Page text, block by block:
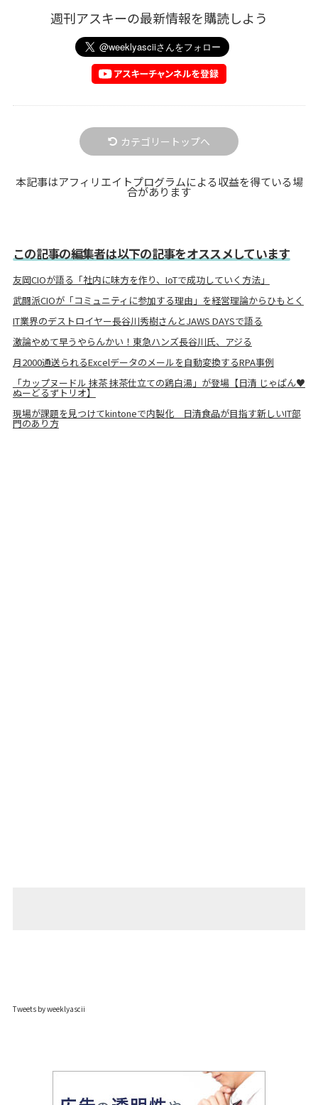
週刊アスキーの最新情報を購読しよう
カテゴリートップへ
本記事はアフィリエイトプログラムによる収益を得ている場
合があります
この記事の編集者は以下の記事をオススメしています
友岡CIOが語る「社内に味方を作り、IoTで成功していく方法」
武闘派CIOが「コミュニティに参加する理由」を経営理論からひもとく
IT業界のデストロイヤー長谷川秀樹さんとJAWS DAYSで語る
激論やめて早うやらんかい！東急ハンズ長谷川氏、アジる
月2000通送られるExcelデータのメールを自動変換するRPA事例
「カップヌードル 抹茶 抹茶仕立ての鶏白湯」が登場【日清 じゃぱん♥
ぬーどるずトリオ】
現場が課題を見つけてkintoneで内製化 日清食品が目指す新しいIT部
門のあり方
Tweets by weeklyascii